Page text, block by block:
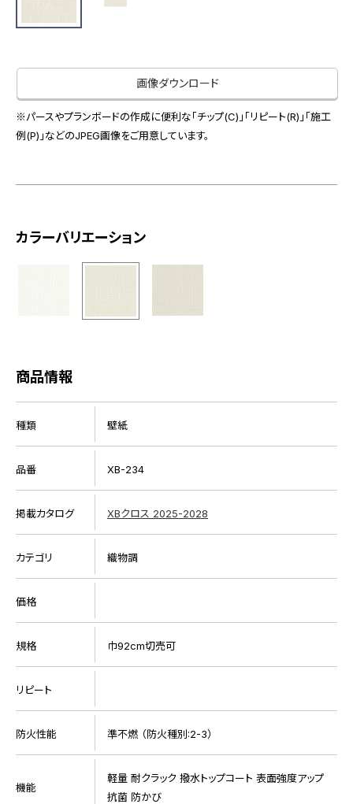
お役立ち資料
サンプル・カタログ請求／お問い合わせ（ビジネスのお客様）
スペースソリューション事業
オフィスソリューション事業
会社情報
プライバシーポリシーサイトマップ
画像ダウンロード
※パースやプランボードの作成に便利な「チップ(C)」「リピート(R)」「施工
例(P)」などのJPEG画像をご用意しています。
カラーバリエーション
商品情報
種類 壁紙
品番 XB-234
掲載カタログ XBクロス 2025-2028
カテゴリ 織物調
価格
規格 巾92cm切売可
リピート
防火性能 準不燃 （防火種別:2-3）
機能
軽量 耐クラック 撥水トップコート 表面強度アップ
抗菌 防かび